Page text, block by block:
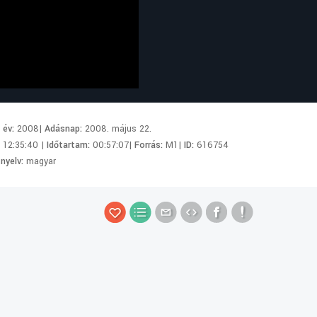
év:2008|Adásnap:2008. május 22.
12:35:40 |Időtartam:00:57:07|Forrás:M1|ID:616754
magyar